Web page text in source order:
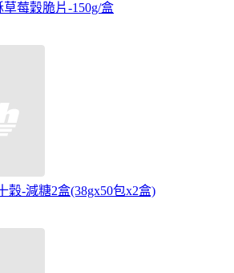
莓穀脆片-150g/盒
穀-減糖2盒(38gx50包x2盒)